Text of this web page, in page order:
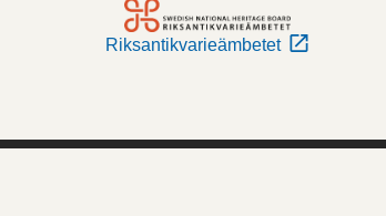
Riksantikvarieämbetet